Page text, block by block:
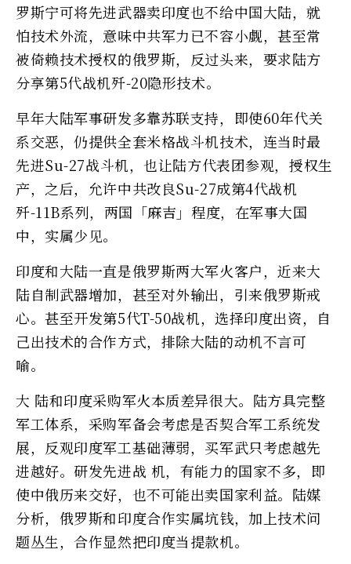
罗斯宁可将先进武器卖印度也不给中国大陆，就
怕技术外流，意味中共军力已不容小觑，甚至常
被倚赖技术授权的俄罗斯，反过头来，要求陆方
分享第5代战机歼-20隐形技术。
早年大陆军事研发多靠苏联支持，即使60年代关
系交恶，仍提供全套米格战斗机技术，连当时最
先进Su-27战斗机，也让陆方代表团参观，授权生
产，之后，允许中共改良Su-27成第4代战机
歼-11B系列，两国「麻吉」程度，在军事大国
中，实属少见。
印度和大陆一直是俄罗斯两大军火客户，近来大
陆自制武器增加，甚至对外输出，引来俄罗斯戒
心。甚至开发第5代T-50战机，选择印度出资，自
己出技术的合作方式，排除大陆的动机不言可
喻。
大 陆和印度采购军火本质差异很大。陆方具完整
军工体系，采购军备会考虑是否契合军工系统发
展，反观印度军工基础薄弱，买军武只考虑越先
进越好。研发先进战 机，有能力的国家不多，即
使中俄历来交好，也不可能出卖国家利益。陆媒
分析，俄罗斯和印度合作实属坑钱，加上技术问
题丛生，合作显然把印度当提款机。